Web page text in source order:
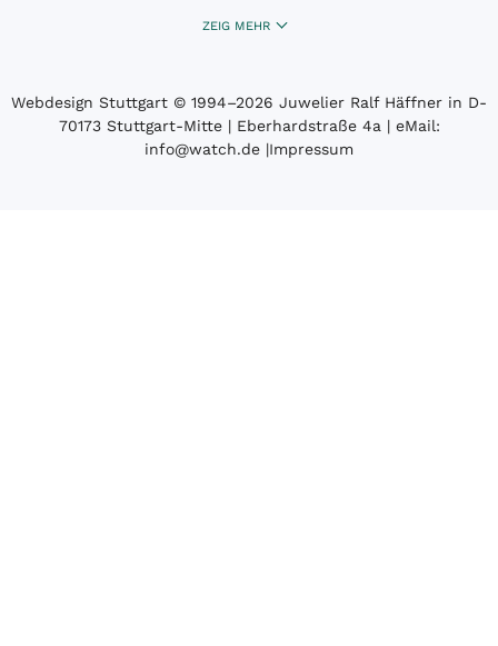
ZEIG MEHR
Webdesign Stuttgart © 1994­–2026 Juwelier Ralf Häffner in D-
70173 Stuttgart-Mitte | Eberhardstraße 4a | eMail:
info@watch.de |Impressum